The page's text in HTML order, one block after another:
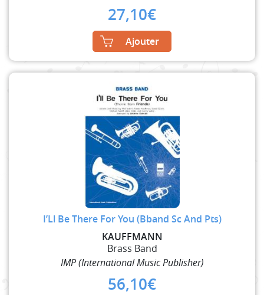
27,10€
Ajouter
I’Ll Be There For You (Bband Sc And Pts)
KAUFFMANN
Brass Band
IMP (International Music Publisher)
56,10€